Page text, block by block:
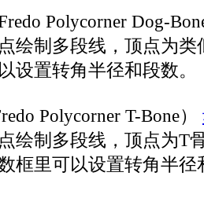
Fredo Polycorner Dog-
绘制多段线，顶点为类
设置转角半径和段数。
Polycorner T-Bone）
绘制多段线，顶点为T
框里可以设置转角半径